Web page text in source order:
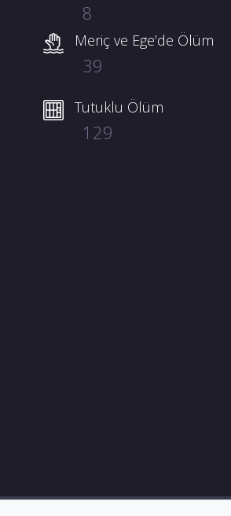
8
Meriç ve Ege’de Ölüm
39
Tutuklu Ölüm
129